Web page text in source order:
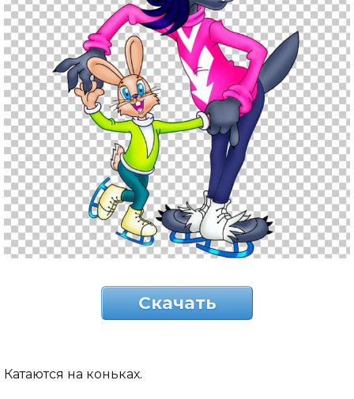
Скачать
Катаются на коньках.